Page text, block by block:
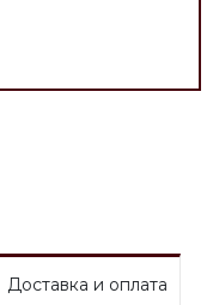
Доставка и оплата